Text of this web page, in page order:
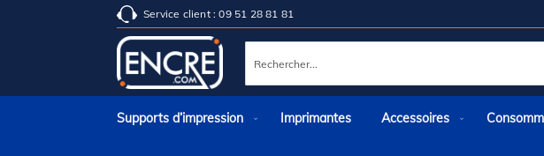
Service client : 09 51 28 81 81
Rechercher
Supports d’impression Imprimantes Accessoires